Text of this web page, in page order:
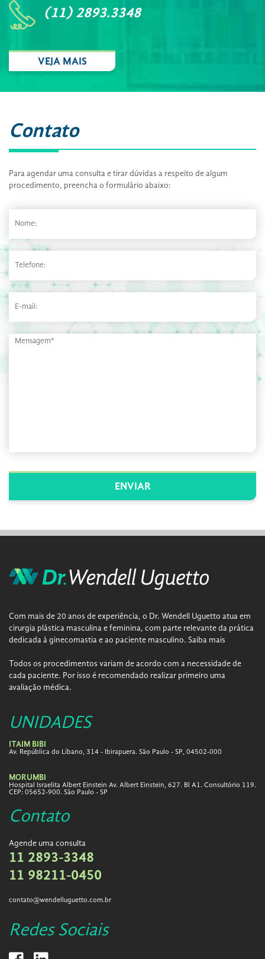
(11) 2893.3348
VEJA MAIS
Contato
Para agendar uma consulta e tirar dúvidas a respeito de algum
procedimento, preencha o formulário abaixo:
Com mais de 20 anos de experiência, o Dr. Wendell Uguetto atua em
cirurgia plástica masculina e feminina, com parte relevante da prática
dedicada à ginecomastia e ao paciente masculino. Saiba mais
Todos os procedimentos variam de acordo com a necessidade de
cada paciente. Por isso é recomendado realizar primeiro uma
avaliação médica.
UNIDADES
ITAIM BIBI
Av. República do Líbano, 314 - Ibirapuera. São Paulo - SP, 04502-000
MORUMBI
Hospital Israelita Albert Einstein Av. Albert Einstein, 627. Bl A1. Consultório 119.
CEP: 05652-900. São Paulo - SP
Contato
Agende uma consulta
11 2893-3348
11 98211-0450
contato@wendelluguetto.com.br
Redes Sociais